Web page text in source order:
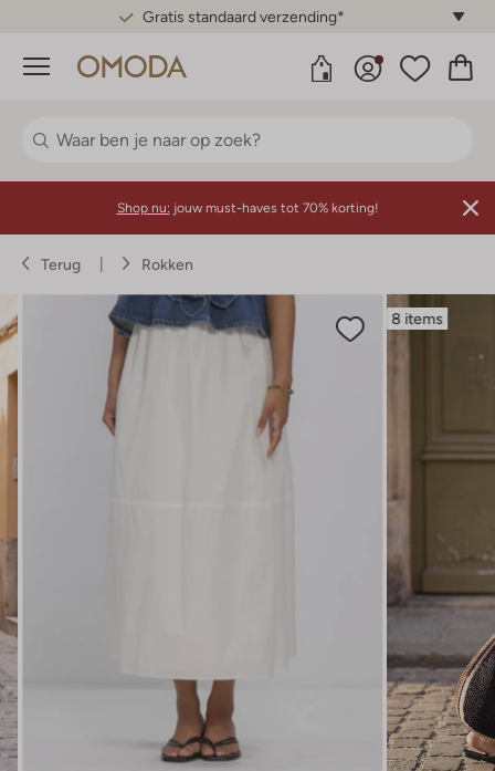
Gratis standaard verzending*
Menu
Shop nu: jouw must-haves tot 70% korting!
Terug Rokken
8 items